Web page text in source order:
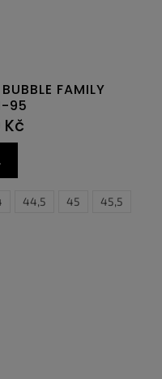
FAMILY
95
Kč
44,5 45 45,5
37,5 38 38,5 39